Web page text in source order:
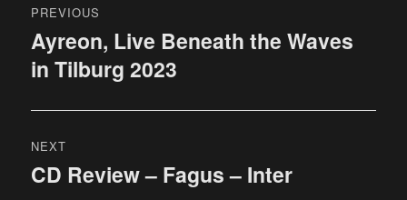
PREVIOUS
Previous
post:
Ayreon, Live Beneath the Waves
in Tilburg 2023
NEXT
Next
CD Review – Fagus – Inter